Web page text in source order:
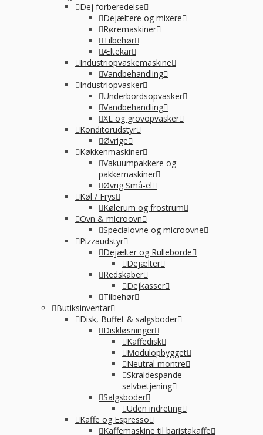
Dej forberedelse
Dejæltere og mixere
Røremaskiner
Tilbehør
Æltekar
Industriopvaskemaskine
Vandbehandling
Industriopvasker
Underbordsopvasker
Vandbehandling
XL og grovopvasker
Konditorudstyr
Øvrige
Køkkenmaskiner
Vakuumpakkere og
pakkemaskiner
Øvrig Små-el
Køl / Frys
Kølerum og frostrum
Ovn & microovn
Specialovne og microovne
Pizzaudstyr
Dejælter og Rulleborde
Dejælter
Redskaber
Dejkasser
Tilbehør
Butiksinventar
Disk, Buffet & salgsboder
Diskløsninger
Kaffedisk
Modulopbygget
Neutral montre
Skraldespande-
selvbetjening
Salgsboder
Uden indreting
Kaffe og Espresso
Kaffemaskine til baristakaffe